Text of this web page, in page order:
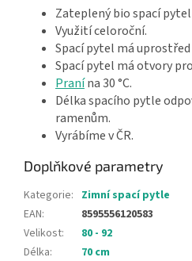
Zateplený bio spací
Využití celoroční.
Spací pytel má
Spací pytel má otvory
Pranína 30 °C.
Délka spacího pytle
ramenům.
Vyrábíme v ČR.
Doplňkové parametry
Kategorie: Zimní spací pytle
EAN:
8595556120583
Velikost:
80 - 92
Délka:
70 cm